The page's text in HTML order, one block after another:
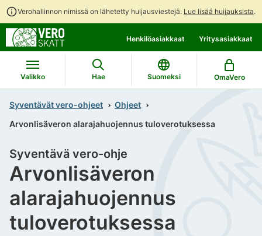
Verohallinnon nimissä on lähetetty huijausviestejä. Lue lisää huijauksista.
suoraan
sisältöön
koko
sivuston
hakuun
Henkilöasiakkaat Yritysasiakkaat
Valikko Hae Suomeksi OmaVero
Syventävät vero-ohjeet
Ohjeet
Arvonlisäveron alarajahuojennus tuloverotuksessa
Arvonlisäveron
alarajahuojennus
tuloverotuksessa
Syventävä vero-ohje